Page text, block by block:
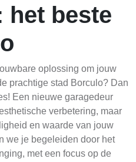
het beste
oplossing om jouw
prachtige stad Borculo? Dan
Een nieuwe garagedeur
verbetering, maar
en waarde van jouw
we je begeleiden door het
met een focus op de